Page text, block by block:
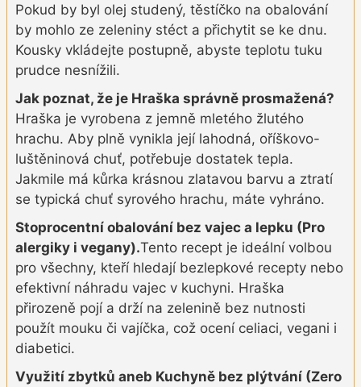
Pokud by byl olej studený, těstíčko na obalování
by mohlo ze zeleniny stéct a přichytit se ke dnu.
Kousky vkládejte postupně, abyste teplotu tuku
prudce nesnížili.
Jak poznat, že je Hraška správně prosmažená?
Hraška je vyrobena z jemně mletého žlutého
hrachu. Aby plně vynikla její lahodná, oříškovo-
luštěninová chuť, potřebuje dostatek tepla.
Jakmile má kůrka krásnou zlatavou barvu a ztratí
se typická chuť syrového hrachu, máte vyhráno.
Stoprocentní obalování bez vajec a lepku (Pro
alergiky i vegany).Tento recept je ideální volbou
pro všechny, kteří hledají bezlepkové recepty nebo
efektivní náhradu vajec v kuchyni. Hraška
přirozeně pojí a drží na zelenině bez nutnosti
použít mouku či vajíčka, což ocení celiaci, vegani i
diabetici.
Využití zbytků aneb Kuchyně bez plýtvání (Zero